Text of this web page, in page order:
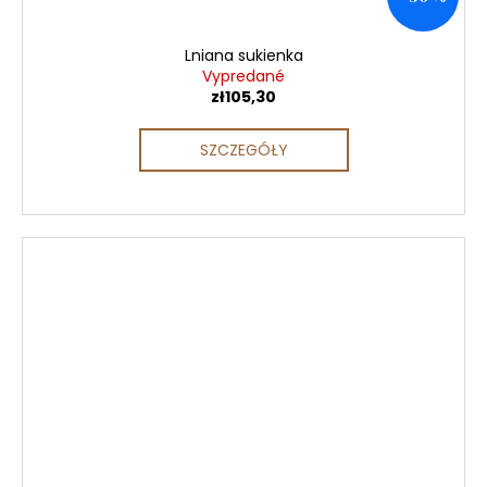
Lniana sukienka
Vypredané
zł105,30
SZCZEGÓŁY